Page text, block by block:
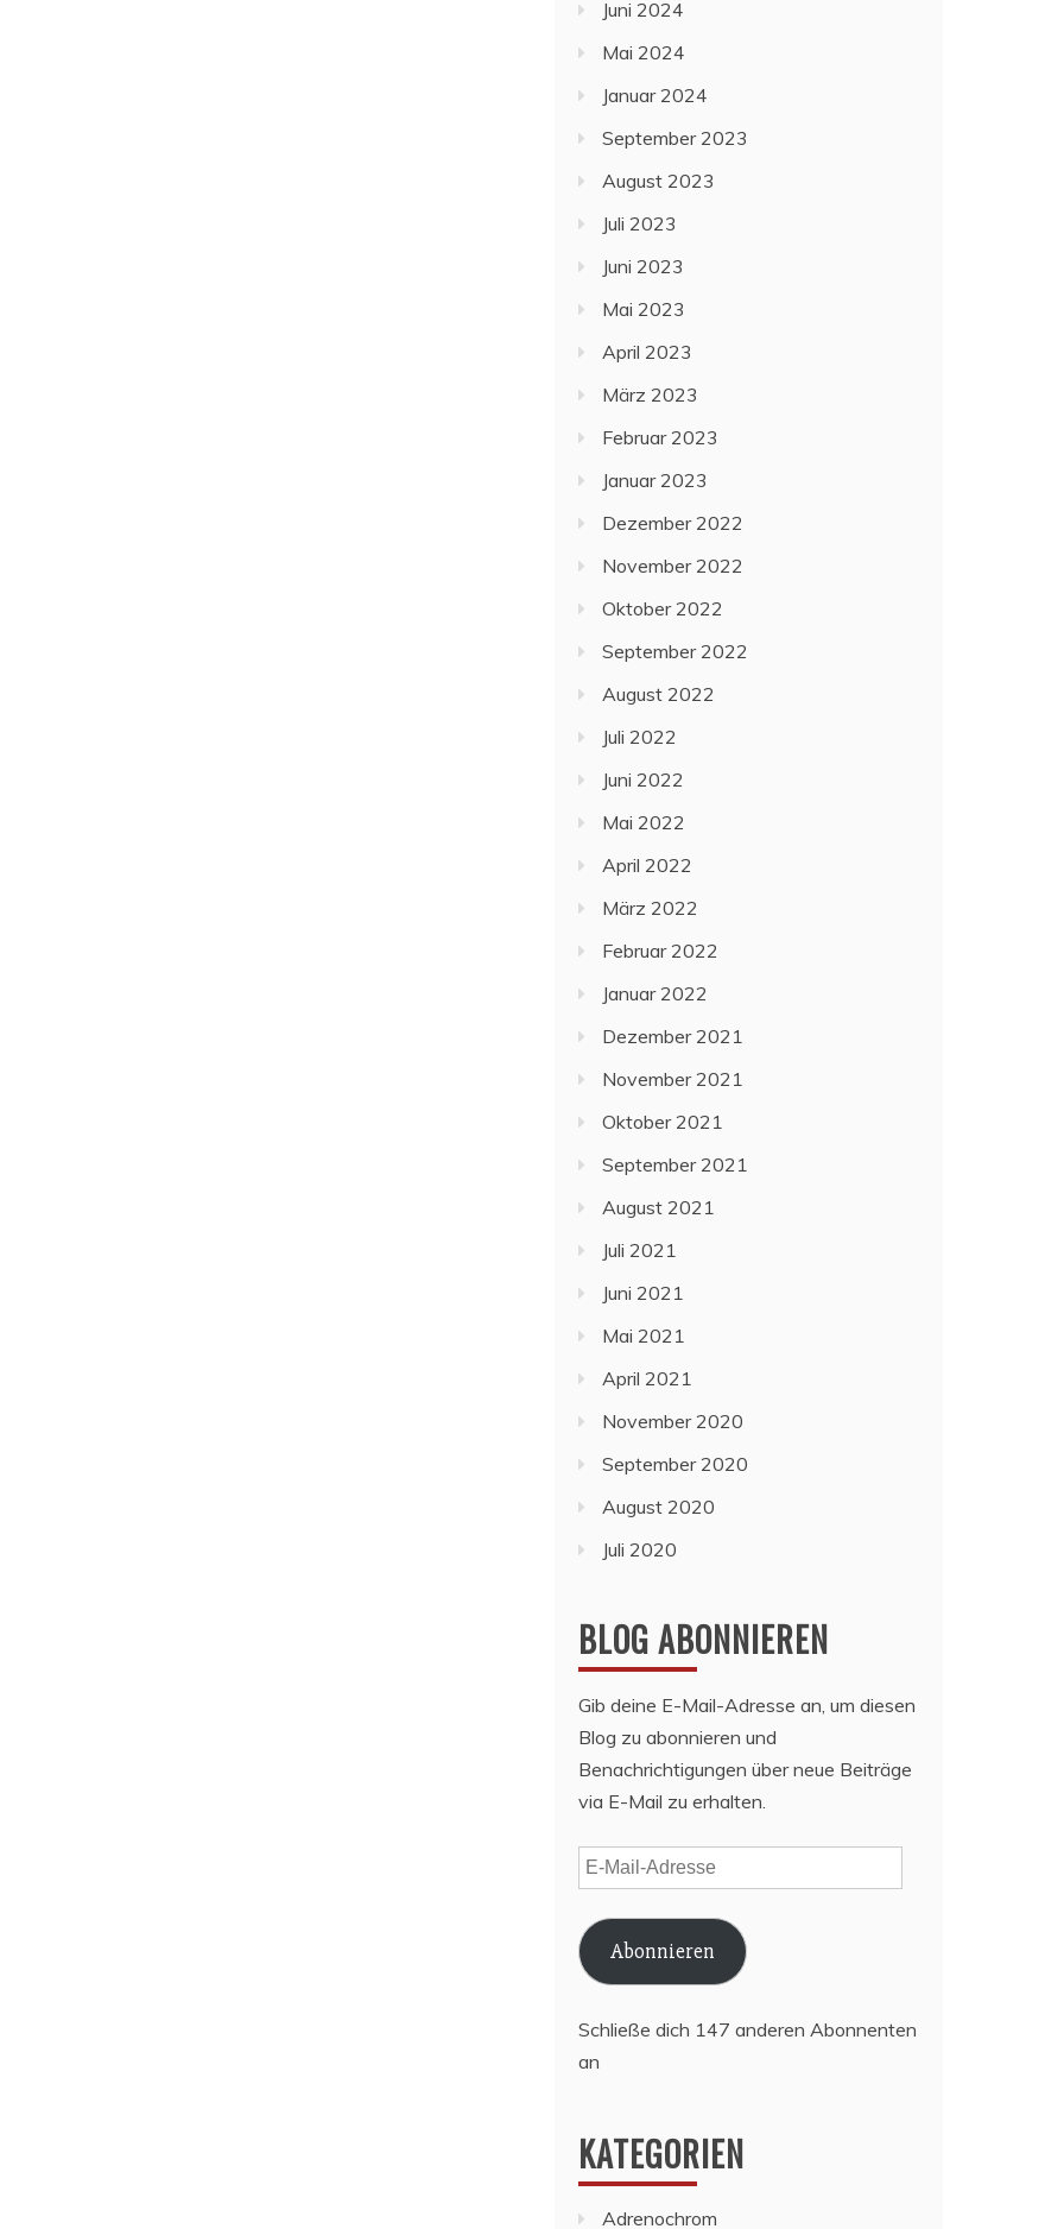
Juni 2024
Mai 2024
Januar 2024
September 2023
August 2023
Juli 2023
Juni 2023
Mai 2023
April 2023
März 2023
Februar 2023
Januar 2023
Dezember 2022
November 2022
Oktober 2022
September 2022
August 2022
Juli 2022
Juni 2022
Mai 2022
April 2022
März 2022
Februar 2022
Januar 2022
Dezember 2021
November 2021
Oktober 2021
September 2021
August 2021
Juli 2021
Juni 2021
Mai 2021
April 2021
November 2020
September 2020
August 2020
Juli 2020
BLOG ABONNIEREN
Gib deine E-Mail-Adresse an, um diesen
Blog zu abonnieren und
Benachrichtigungen über neue Beiträge
via E-Mail zu erhalten.
E-
Mail-
Adresse
Abonnieren
Schließe dich 147 anderen Abonnenten
an
KATEGORIEN
Adrenochrom